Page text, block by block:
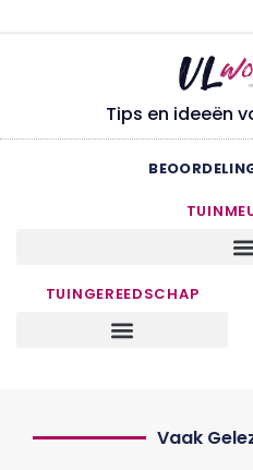
Tips en ideeën
TUINGEREEDSCHAP
Vaak